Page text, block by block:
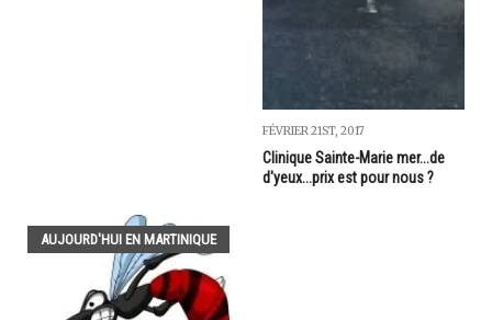
FÉVRIER 21ST, 2017
Clinique Sainte-Marie mer...de
d'yeux...prix est pour nous ?
AUJOURD'HUI EN MARTINIQUE